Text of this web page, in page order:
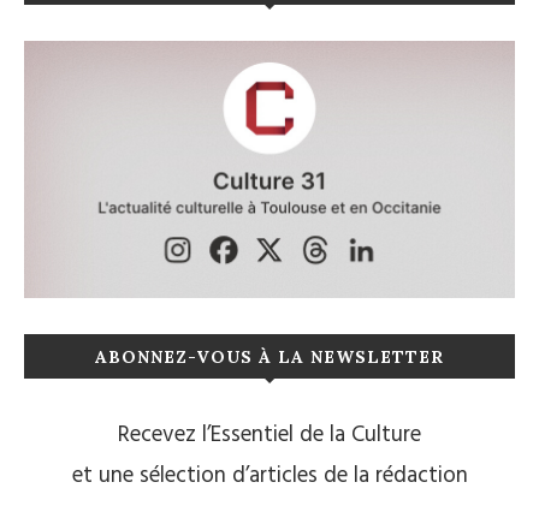
ABONNEZ-VOUS À LA NEWSLETTER
Recevez l’Essentiel de la Culture
et une sélection d’articles de la rédaction